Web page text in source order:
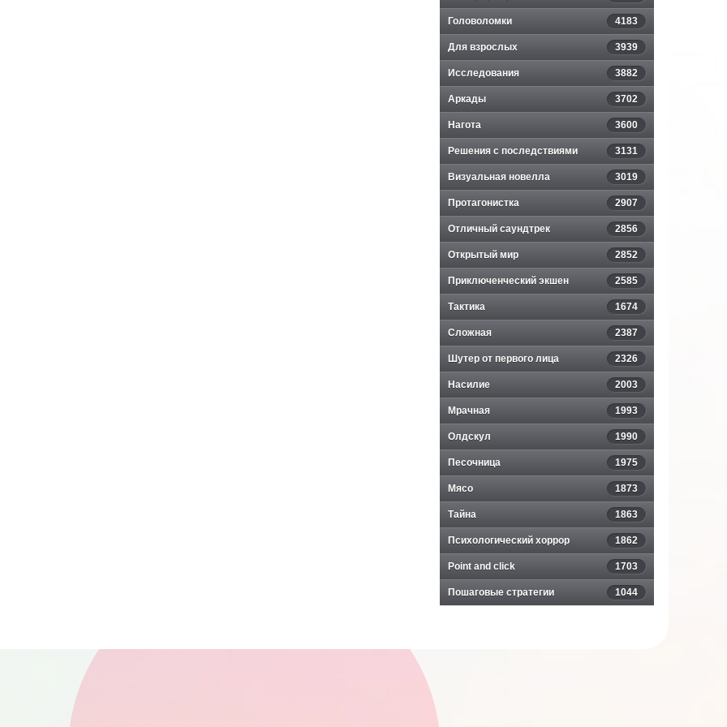
Головоломки 4183
Для взрослых 3939
Исследования 3882
Аркады 3702
Нагота 3600
Решения с последствиями 3131
Визуальная новелла 3019
Протагонистка 2907
Отличный саундтрек 2856
Открытый мир 2852
Приключенческий экшен 2585
Тактика 1674
Сложная 2387
Шутер от первого лица 2326
Насилие 2003
Мрачная 1993
Олдскул 1990
Песочница 1975
Мясо 1873
Тайна 1863
Психологический хоррор 1862
Point and click 1703
Пошаговые стратегии 1044